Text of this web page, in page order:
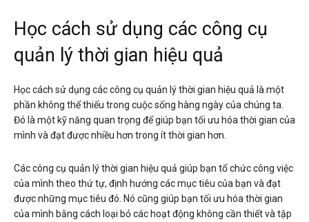
Học cách sử dụng các công cụ
quản lý thời gian hiệu quả
Học cách sử dụng các công cụ quản lý thời gian hiệu quả là một
phần không thể thiếu trong cuộc sống hàng ngày của chúng ta.
Đó là một kỹ năng quan trọng để giúp bạn tối ưu hóa thời gian của
mình và đạt được nhiều hơn trong ít thời gian hơn.
Các công cụ quản lý thời gian hiệu quả giúp bạn tổ chức công việc
của mình theo thứ tự, định hướng các mục tiêu của bạn và đạt
được những mục tiêu đó. Nó cũng giúp bạn tối ưu hóa thời gian
của mình bằng cách loại bỏ các hoạt động không cần thiết và tập